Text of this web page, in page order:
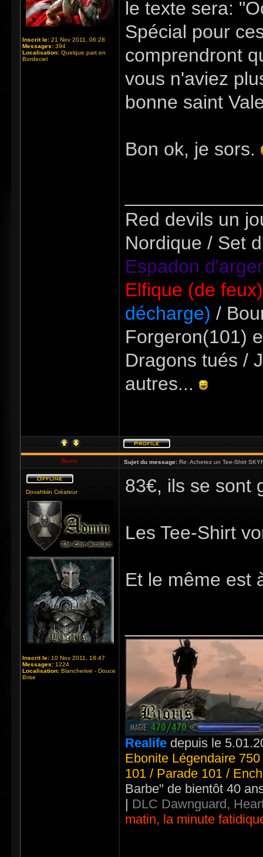
Inscrit le: 21 Nov 2011, 06:28
Messages: 394
Localisation: Quelque part en
Bordeciel
le texte sera:
Spécial pour
comprendront
vous n'aviez
bonne saint
Bon ok, je sors.
Red devils un
Nordique / Set
Espadon
Elfique (de
décharge) /
Forgeron(101)
Dragons tués /
autres...
Bioris Sujet du message: Re: Achetez un Tee-Shirt
Dovahkiin Créateur
Inscrit le: 10 Nov 2011, 18:47
Messages: 1224
Localisation: Blancherive - Douce
Brise
83€, ils se sont
Les Tee-Shirt
Et le même est
Realife depuis le
Ebonite Légendaire
101 / Parade 101 /
Barbe" de bientôt 40
| DLC Dawnguard,
matin, la minute